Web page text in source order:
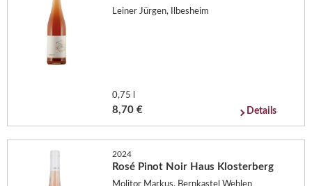
Leiner Jürgen, Ilbesheim
0,75 l
8,70 € Details
2024
Rosé Pinot Noir Haus Klosterberg